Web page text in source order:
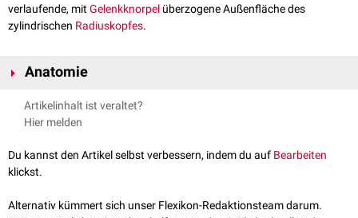
verlaufende, mitGelenkknorpel überzogene Außenfläche des
zylindrischen Radiuskopfes.
Anatomie
mediale Seite der Circumferentia articularis capitis radii artikuliert mit
Incisura radialis
anulare radii
) umgeben.
Artikelinhalt ist veraltet?
Hier melden
Du kannst den Artikel selbst verbessern, indem du auf Bearbeiten
klickst.
Alternativ kümmert sich unser Flexikon-Redaktionsteam darum.